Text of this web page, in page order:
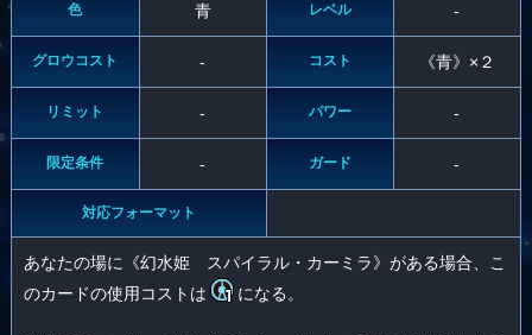
色 青 レベル -
グロウコスト - コスト 《青》×２
リミット - パワー -
限定条件 - ガード -
対応フォーマット
あなたの場に《幻水姫 スパイラル・カーミラ》がある場合、こ
のカードの使用コストは
になる。